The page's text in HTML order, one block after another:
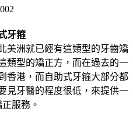
牙箍
美洲就已經有這類型的牙齒矯
類型的矯正方，而在過去的一
香港，而自助式牙箍大部分都
見牙醫的程度很低，來提供一
服務。